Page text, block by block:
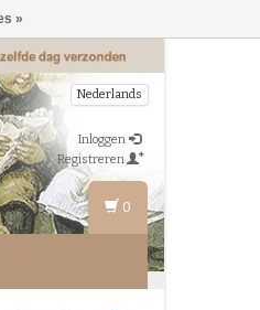
Nederlands
Inloggen
Registreren
0
»